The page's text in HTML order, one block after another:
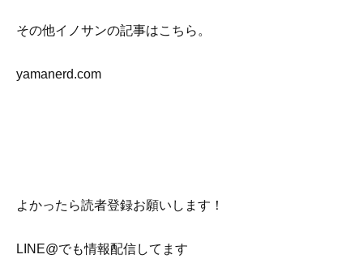
その他イノサンの記事はこちら。
yamanerd.com
よかったら読者登録お願いします！
LINE@でも情報配信してます